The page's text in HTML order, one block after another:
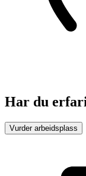
Har du
Vurder arbeidsplass